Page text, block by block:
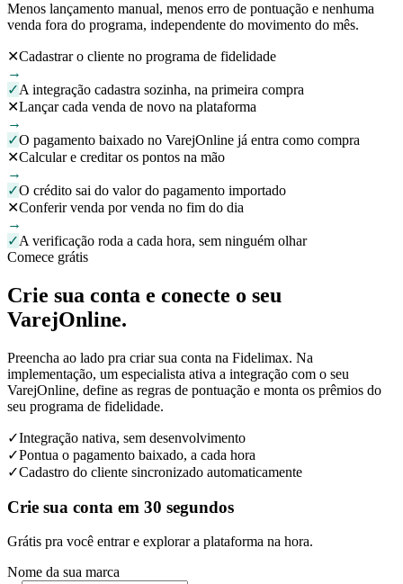
Menos lançamento manual, menos erro de pontuação e nenhuma
venda fora do programa, independente do movimento do mês.
✕Cadastrar o cliente no programa de fidelidade
→
✓A integração cadastra sozinha, na primeira compra
✕Lançar cada venda de novo na plataforma
→
✓O pagamento baixado no VarejOnline já entra como compra
✕Calcular e creditar os pontos na mão
→
✓O crédito sai do valor do pagamento importado
✕Conferir venda por venda no fim do dia
→
✓A verificação roda a cada hora, sem ninguém olhar
Comece grátis
Crie sua conta e conecte o seu
VarejOnline.
Preencha ao lado pra criar sua conta na Fidelimax. Na
implementação, um especialista ativa a integração com o seu
VarejOnline, define as regras de pontuação e monta os prêmios do
seu programa de fidelidade.
✓Integração nativa, sem desenvolvimento
✓Pontua o pagamento baixado, a cada hora
✓Cadastro do cliente sincronizado automaticamente
Crie sua conta em 30 segundos
Grátis pra você entrar e explorar a plataforma na hora.
Nome da sua marca